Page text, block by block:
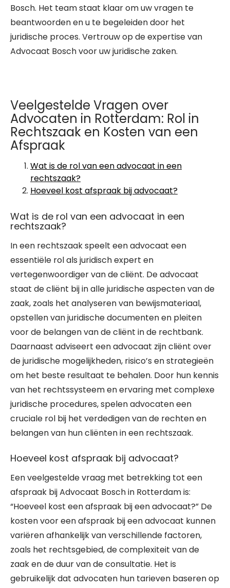
Bosch. Het team staat klaar om uw vragen te
beantwoorden en u te begeleiden door het
juridische proces. Vertrouw op de expertise van
Advocaat Bosch voor uw juridische zaken.
Veelgestelde Vragen over
Advocaten in Rotterdam: Rol in
Rechtszaak en Kosten van een
Afspraak
Wat is de rol van een advocaat in een
rechtszaak?
Hoeveel kost afspraak bij advocaat?
Wat is de rol van een advocaat in een
rechtszaak?
In een rechtszaak speelt een advocaat een
essentiële rol als juridisch expert en
vertegenwoordiger van de cliënt. De advocaat
staat de cliënt bij in alle juridische aspecten van de
zaak, zoals het analyseren van bewijsmateriaal,
opstellen van juridische documenten en pleiten
voor de belangen van de cliënt in de rechtbank.
Daarnaast adviseert een advocaat zijn cliënt over
de juridische mogelijkheden, risico’s en strategieën
om het beste resultaat te behalen. Door hun kennis
van het rechtssysteem en ervaring met complexe
juridische procedures, spelen advocaten een
cruciale rol bij het verdedigen van de rechten en
belangen van hun cliënten in een rechtszaak.
Hoeveel kost afspraak bij advocaat?
Een veelgestelde vraag met betrekking tot een
afspraak bij Advocaat Bosch in Rotterdam is:
“Hoeveel kost een afspraak bij een advocaat?” De
kosten voor een afspraak bij een advocaat kunnen
variëren afhankelijk van verschillende factoren,
zoals het rechtsgebied, de complexiteit van de
zaak en de duur van de consultatie. Het is
gebruikelijk dat advocaten hun tarieven baseren op